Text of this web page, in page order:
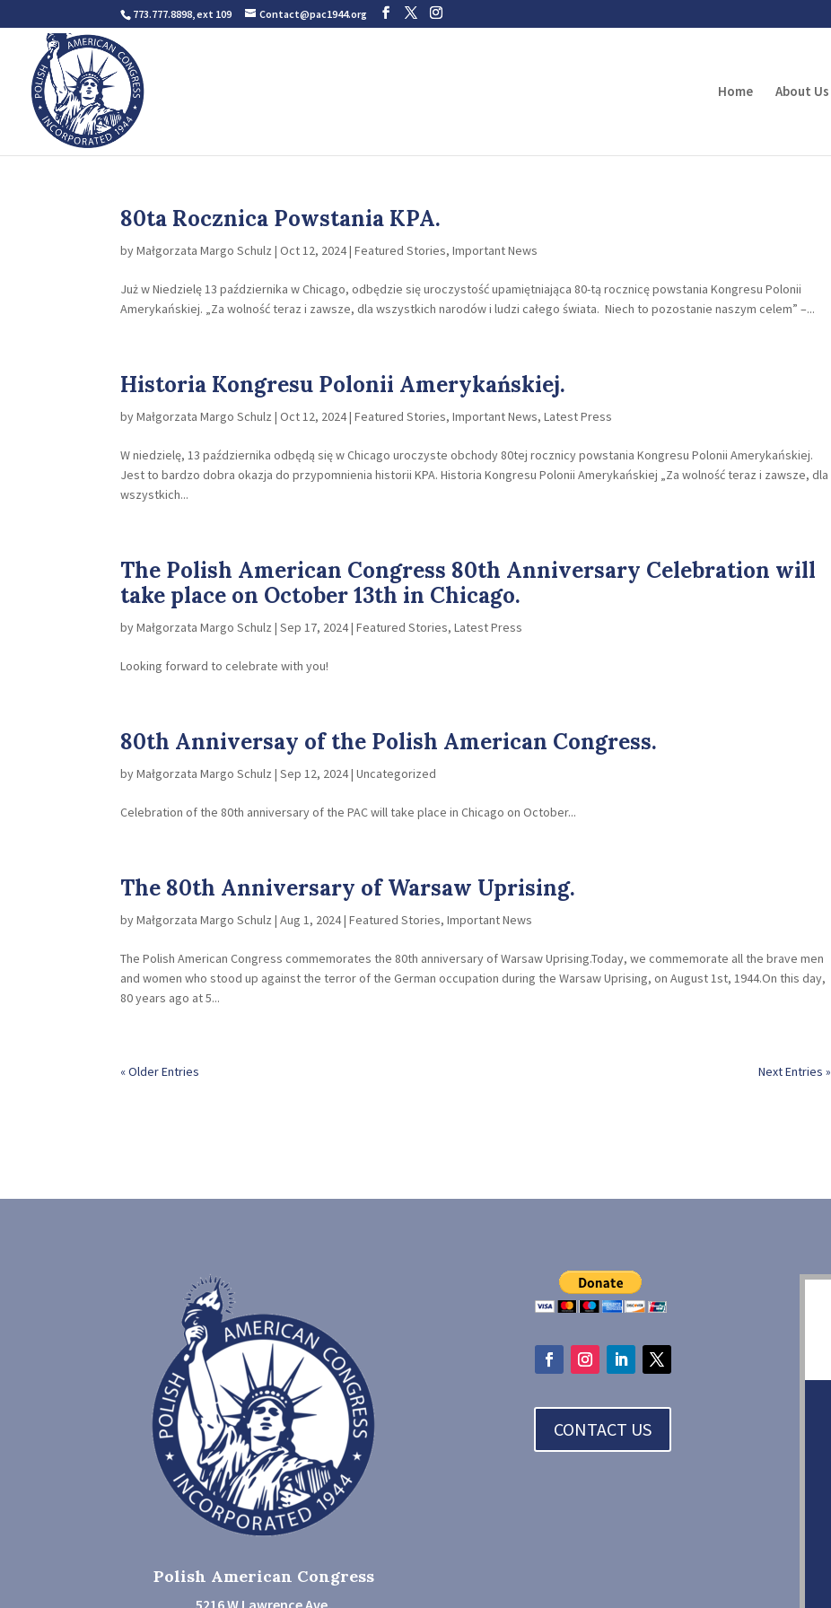
773.777.8898, ext 109 Contact@pac1944.org
Home About Us
80ta Rocznica Powstania KPA.
byMałgorzata Margo Schulz |Oct 12, 2024|Featured Stories,Important News
Już w Niedzielę 13 października w Chicago, odbędzie się uroczystość upamiętniająca 80-tą rocznicę powstania Kongresu Polonii
Amerykańskiej. „Za wolność teraz i zawsze, dla wszystkich narodów i ludzi całego świata. Niech to pozostanie naszym celem” –...
Historia Kongresu Polonii Amerykańskiej.
byMałgorzata Margo Schulz |Oct 12, 2024|Featured Stories,Important News,Latest Press
W niedzielę, 13 października odbędą się w Chicago uroczyste obchody 80tej rocznicy powstania Kongresu Polonii Amerykańskiej.
Jest to bardzo dobra okazja do przypomnienia historii KPA. Historia Kongresu Polonii Amerykańskiej „Za wolność teraz i zawsze, dla
wszystkich...
The Polish American Congress 80th Anniversary Celebration will
take place on October 13th in Chicago.
byMałgorzata Margo Schulz |Sep 17, 2024|Featured Stories,Latest Press
Looking forward to celebrate with you!
80th Anniversay of the Polish American Congress.
byMałgorzata Margo Schulz |Sep 12, 2024|Uncategorized
Celebration of the 80th anniversary of the PAC will take place in Chicago on October...
The 80th Anniversary of Warsaw Uprising.
byMałgorzata Margo Schulz |Aug 1, 2024|Featured Stories,Important News
The Polish American Congress commemorates the 80th anniversary of Warsaw Uprising.Today, we commemorate all the brave men
and women who stood up against the terror of the German occupation during the Warsaw Uprising, on August 1st, 1944.On this day,
80 years ago at 5...
« Older Entries Next Entries »
Polish American Congress
CONTACT US